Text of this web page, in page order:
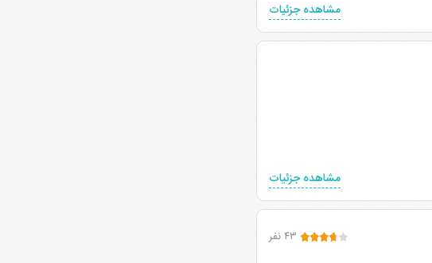
مشاهده جزئیات
مشاهده جزئیات
۴۳ نفر